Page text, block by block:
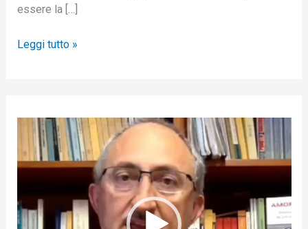
essere la […]
Leggi tutto »
d
o